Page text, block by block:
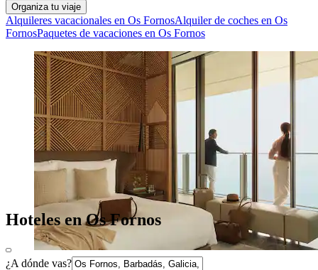
Organiza tu viaje
Alquileres vacacionales en Os FornosAlquiler de coches en Os
FornosPaquetes de vacaciones en Os Fornos
Hoteles en Os Fornos
¿A dónde vas?